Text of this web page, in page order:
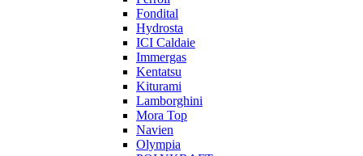
Fondital
Hydrosta
ICI Caldaie
Immergas
Kentatsu
Kiturami
Lamborghini
Mora Top
Navien
Olympia